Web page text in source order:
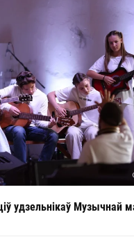
удзельнікаў Музычнай